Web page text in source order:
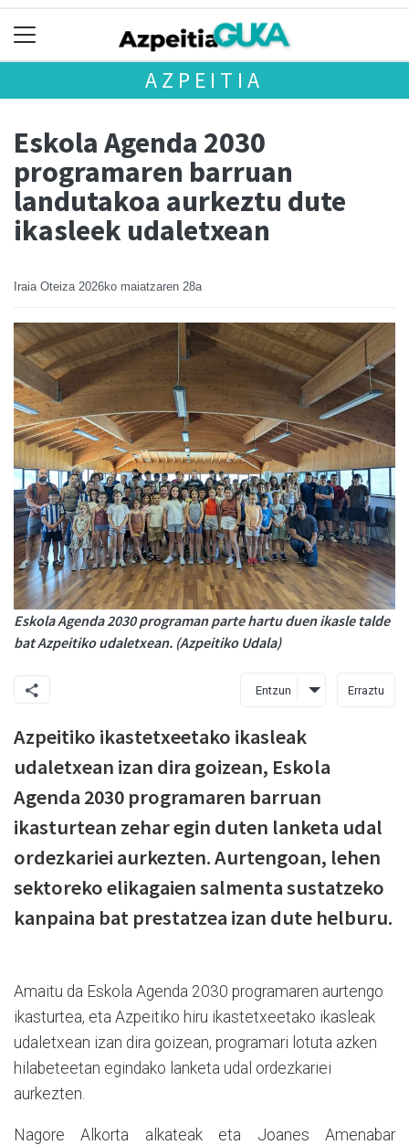
AZPEITIA
Eskola Agenda 2030
programaren barruan
landutakoa aurkeztu dute
ikasleek udaletxean
Iraia Oteiza 2026ko maiatzaren 28a
Eskola Agenda 2030 programan parte hartu duen ikasle talde
bat Azpeitiko udaletxean. (Azpeitiko Udala)
Entzun Erraztu
Azpeitiko ikastetxeetako ikasleak
udaletxean izan dira goizean, Eskola
Agenda 2030 programaren barruan
ikasturtean zehar egin duten lanketa udal
ordezkariei aurkezten. Aurtengoan, lehen
sektoreko elikagaien salmenta sustatzeko
kanpaina bat prestatzea izan dute helburu.
Amaitu da Eskola Agenda 2030 programaren aurtengo
ikasturtea, eta Azpeitiko hiru ikastetxeetako ikasleak
udaletxean izan dira goizean, programari lotuta azken
hilabeteetan egindako lanketa udal ordezkariei
aurkezten.
Nagore Alkorta alkateak eta Joanes Amenabar